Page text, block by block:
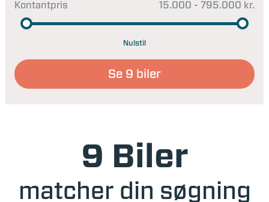
Kontantpris 15.000 - 795.000 kr.
Nulstil
Se 9 biler
9 Biler
matcher din søgning